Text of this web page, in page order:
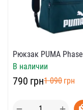
Рюкзак PUMA Phase
В наличии
‍790‍ грн‍1 090‍ грн